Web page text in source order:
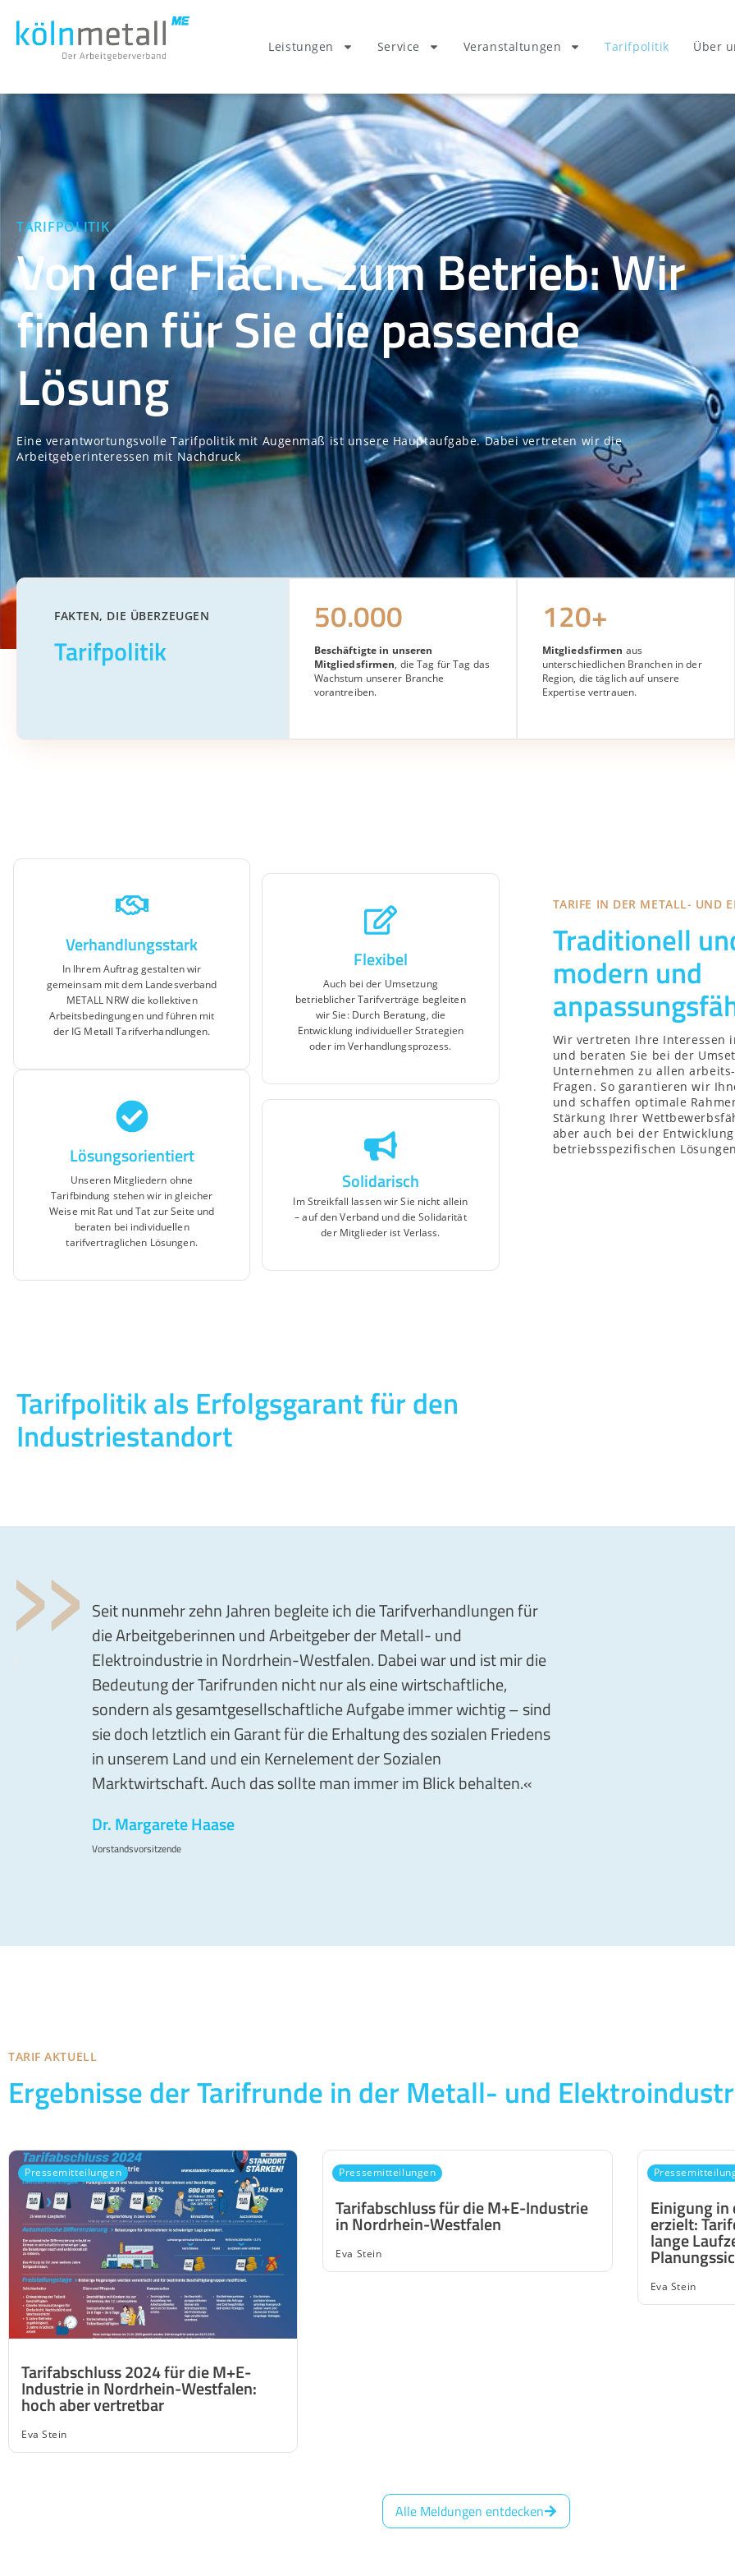
Leistungen Service Veranstaltungen Tarifpolitik Über
TARIFPOLITIK
Von der Fläche zum Betrieb: Wir
finden für Sie die passende
Lösung
Eine verantwortungsvolle Tarifpolitik mit Augenmaß ist unsere Hauptaufgabe. Dabei vertreten wir die
Arbeitgeberinteressen mit Nachdruck
FAKTEN, DIE ÜBERZEUGEN
Tarifpolitik
50.000
Beschäftigte in unseren
Mitgliedsfirmen, die Tag für Tag das
Wachstum unserer Branche
vorantreiben.
120+
Mitgliedsfirmen aus
unterschiedlichen Branchen in der
Region, die täglich auf unsere
Expertise vertrauen.
Verhandlungsstark
In Ihrem Auftrag gestalten wir
gemeinsam mit dem Landesverband
METALL NRW die kollektiven
Arbeitsbedingungen und führen mit
der IG Metall Tarifverhandlungen.
Lösungsorientiert
Unseren Mitgliedern ohne
Tarifbindung stehen wir in gleicher
Weise mit Rat und Tat zur Seite und
beraten bei individuellen
tarifvertraglichen Lösungen.
Flexibel
Auch bei der Umsetzung
betrieblicher Tarifverträge begleiten
wir Sie: Durch Beratung, die
Entwicklung individueller Strategien
oder im Verhandlungsprozess.
Solidarisch
Im Streikfall lassen wir Sie nicht allein
– auf den Verband und die Solidarität
der Mitglieder ist Verlass.
TARIFE IN DER METALL- UND
Traditionell
modern und
Wir vertreten Ihre Interessen
und beraten Sie bei der
Unternehmen zu allen
Fragen. So garantieren wir
und schaffen optimale
Stärkung Ihrer
aber auch bei der
betriebsspezifischen
Tarifpolitik als Erfolgsgarant für den
Industriestandort
Seit nunmehr zehn Jahren begleite ich die Tarifverhandlungen für
die Arbeitgeberinnen und Arbeitgeber der Metall- und
Elektroindustrie in Nordrhein-Westfalen. Dabei war und ist mir die
Bedeutung der Tarifrunden nicht nur als eine wirtschaftliche,
sondern als gesamtgesellschaftliche Aufgabe immer wichtig – sind
sie doch letztlich ein Garant für die Erhaltung des sozialen Friedens
in unserem Land und ein Kernelement der Sozialen
Marktwirtschaft. Auch das sollte man immer im Blick behalten.«
Dr. Margarete Haase
Vorstandsvorsitzende
TARIF AKTUELL
Ergebnisse der Tarifrunde in der Metall- und
Tarifabschluss 2024 für die M+E-
Industrie in Nordrhein-Westfalen:
hoch aber vertretbar
Eva Stein
Pressemitteilungen
Tarifabschluss für die M+E-Industrie
in Nordrhein-Westfalen
Eva Stein
Pressemitteilungen
Einigung in
erzielt:
lange
Eva Stein
Alle Meldungen entdecken